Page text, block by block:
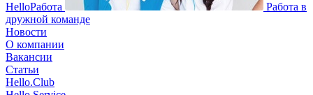
HelloРабота
Работа в
дружной команде
Новости
О компании
Вакансии
Статьи
Hello.Club